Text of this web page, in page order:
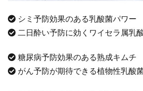
シミ予防効果のある乳酸菌パワー
二日酔い予防に効くワイセラ属乳
糖尿病予防効果のある熟成キムチ
がん予防が期待できる植物性乳酸